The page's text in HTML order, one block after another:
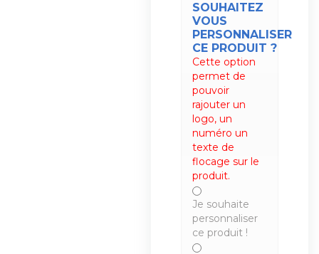
SOUHAITEZ
VOUS
PERSONNALISER
CE PRODUIT ?
Cette option
permet de
pouvoir
rajouter un
logo, un
numéro un
texte de
flocage sur le
produit.
Je souhaite
personnaliser
ce produit !